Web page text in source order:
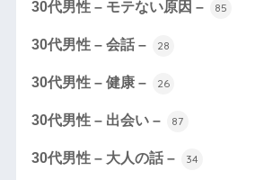
30代男性 – モテない原因 – 85
30代男性 – 会話 – 28
30代男性 – 健康 – 26
30代男性 – 出会い – 87
30代男性 – 大人の話 – 34